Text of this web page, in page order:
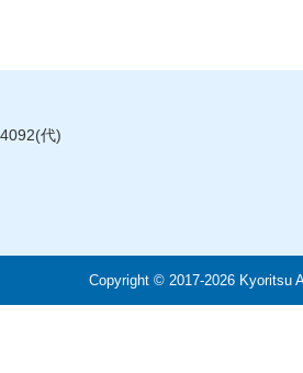
代)
Copyright © 2017-2026 Kyoritsu